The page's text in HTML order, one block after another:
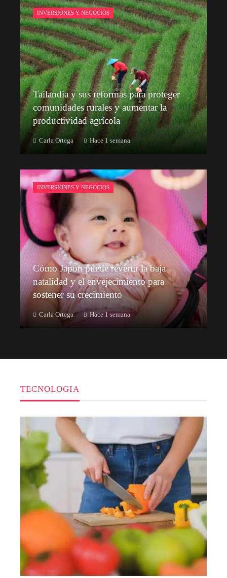
INVERSIONES Y NEGOCIOS
Tailandia y sus reformas para proteger
comunidades rurales y aumentar la
productividad agrícola
Carla Ortega Hace 1 semana
INVERSIONES Y NEGOCIOS
Cómo Japón puede revertir la baja
natalidad y el envejecimiento para
sostener su crecimiento
Carla Ortega Hace 1 semana
TECNOLOGIA